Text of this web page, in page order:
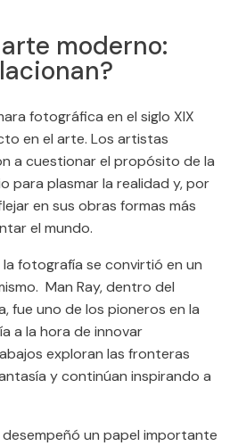
moderno:
fotográfica en el siglo XIX
en el arte. Los artistas
a cuestionar el propósito de la
para plasmar la realidad y, por
en sus obras formas más
el mundo.
la fotografía se convirtió en un
Man Ray, dentro del
fue uno de los pioneros en la
a la hora de innovar
exploran las fronteras
y continúan inspirando a
un papel importante